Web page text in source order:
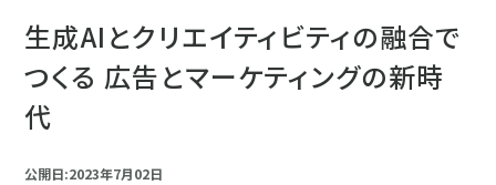
生成AIとクリエイティビティの融合で
つくる 広告とマーケティングの新時
代
公開日:2023年7月02日